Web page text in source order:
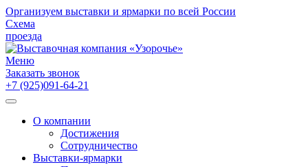
Организуем выставки и ярмарки по всей России
Схема
проезда
Меню
Заказать звонок
+7 (925)091-64-21
О компании
Достижения
Сотрудничество
Выставки-ярмарки